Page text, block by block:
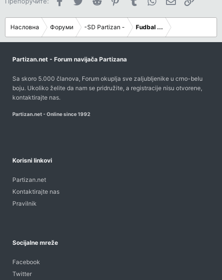
:
Насловна Форуми -SD Partizan - Fudbal ...
Partizan.net - Forum navijača Partizana
Sa skoro 5.000 članova, Forum okuplja sve zaljubljenike u crno-belu
boju. Ukoliko želite da nam se pridružite, a registracije nisu otvorene,
kontaktirajte nas.
Partizan.net - Online since 1992
Korisni linkovi
Partizan.net
Kontaktirajte nas
Pravilnik
Socijalne mreže
Facebook
Twitter